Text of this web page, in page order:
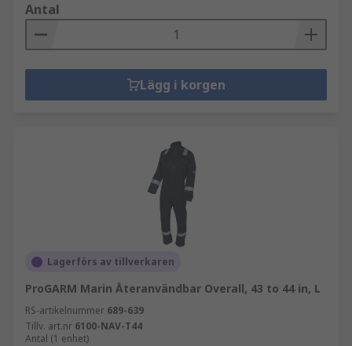
Antal
Lägg i korgen
Lagerförs av tillverkaren
ProGARM Marin Återanvändbar Overall, 43 to 44 in, L
RS-artikelnummer 689-639
Tillv. art.nr 6100-NAV-T44
Antal (1 enhet)